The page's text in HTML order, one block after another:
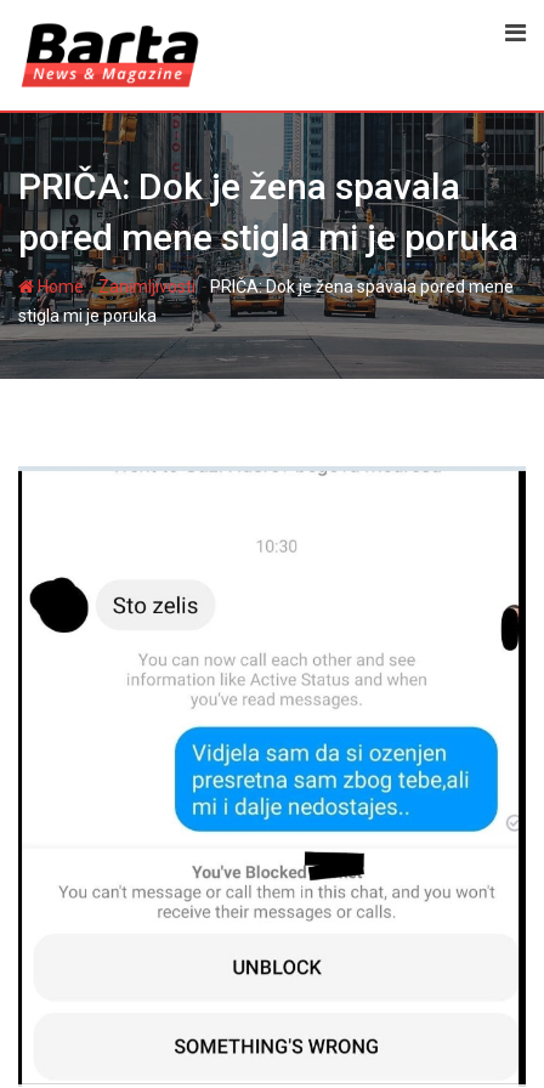
content
PRIČA: Dok je žena spavala
pored mene stigla mi je poruka
Home-Zanimljivosti-PRIČA: Dok je žena spavala pored mene
stigla mi je poruka